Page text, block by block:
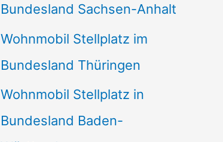
Bundesland Sachsen-Anhalt
Wohnmobil Stellplatz im
Bundesland Thüringen
Wohnmobil Stellplatz in
Bundesland Baden-